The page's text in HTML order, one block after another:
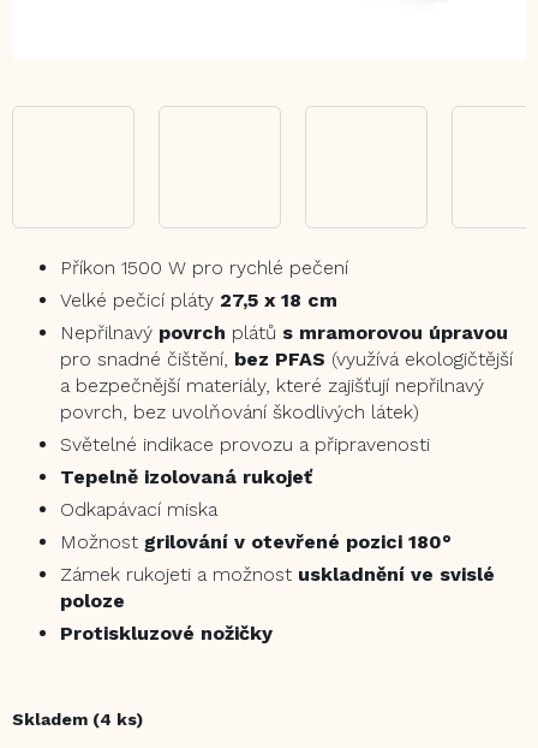
Skladem (4 ks)
Příkon 1500 W pro rychlé pečení
Velké pečicí pláty 27,5 x 18 cm
Nepřilnavý povrch plátů s mramorovou úpravou
pro snadné čištění, bez PFAS (využívá ekologičtější
a bezpečnější materiály, které zajišťují nepřilnavý
povrch, bez uvolňování škodlivých látek)
Světelné indikace provozu a připravenosti
Tepelně izolovaná rukojeť
Odkapávací miska
Možnost grilování v otevřené pozici 180°
Zámek rukojeti a možnost uskladnění ve svislé
poloze
Protiskluzové nožičky